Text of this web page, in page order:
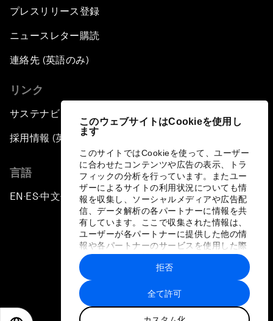
このウェブサイトはCookieを使用し
ます
このサイトではCookieを使って、ユーザー
に合わせたコンテンツや広告の表示、トラ
フィックの分析を行っています。またユー
ザーによるサイトの利用状況についても情
報を収集し、ソーシャルメディアや広告配
信、データ解析の各パートナーに情報を共
有しています。ここで収集された情報は、
ユーザーが各パートナーに提供した他の情
報や各パートナーのサービスを使用した際
に収集された情報と組み合わされ、各パー
トナーによって使用されることがありま
す。
全て許可
拒否
プレスリリース登録
ニュースレター購読
連絡先 (英語のみ)
リンク
サステナビリティへの取り組み
採用情報 (英語のみ)
言語
EN ▪ES▪中文▪ 日本語
プライバシーポリシーと利用規約
サイトマップ